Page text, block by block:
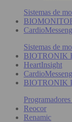
Sistemas de
Sistemas de
BIOTRONIK
HeartInsight
BIOTRONIK
Reocor
Renamic